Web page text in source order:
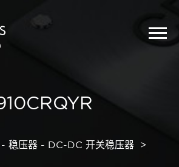
稳压器 - DC-DC 开关稳压器